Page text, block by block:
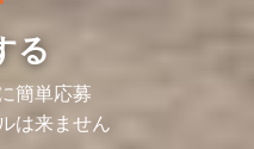
る
簡単応募
は来ません